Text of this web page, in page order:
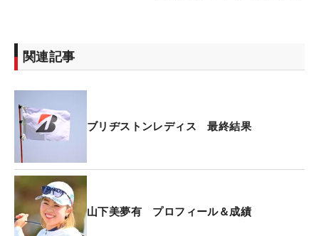
関連記事
ブリヂストンレディス 最終結果
山下美夢有 プロフィール＆成績